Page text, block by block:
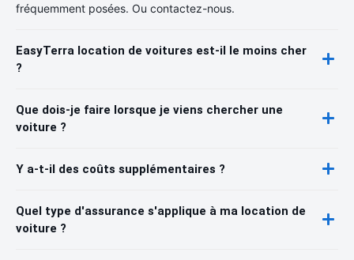
fréquemment posées. Ou contactez-nous.
EasyTerra location de voitures est-il le moins cher
?
Que dois-je faire lorsque je viens chercher une
voiture ?
Y a-t-il des coûts supplémentaires ?
Quel type d'assurance s'applique à ma location de
voiture ?